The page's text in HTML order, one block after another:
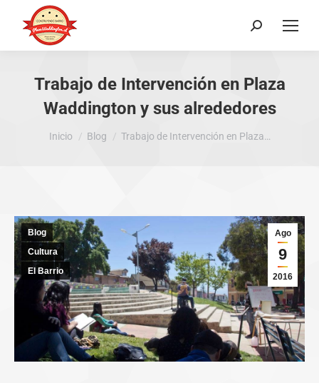
Buscar:
Trabajo de Intervención en Plaza
Waddington y sus alrededores
Estás aquí:
Inicio Blog Trabajo de Intervención en Plaza…
Ago
9
2016
Blog
Cultura
El Barrio